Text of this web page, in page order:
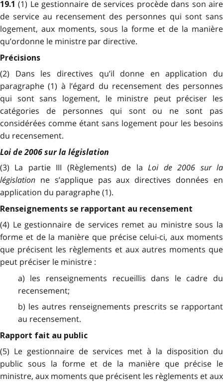
19.1(1) Le gestionnaire de services procède dans son aire
de service au recensement des personnes qui sont sans
logement, aux moments, sous la forme et de la manière
qu’ordonne le ministre par directive.
Précisions
(2) Dans les directives qu’il donne en application du
paragraphe (1) à l’égard du recensement des personnes
qui sont sans logement, le ministre peut préciser les
catégories de personnes qui sont ou ne sont pas
considérées comme étant sans logement pour les besoins
du recensement.
Loi de 2006 sur la législation
(3) La partie III (Règlements) de laLoi de 2006 sur la
législation ne s’applique pas aux directives données en
application du paragraphe (1).
Renseignements se rapportant au recensement
(4) Le gestionnaire de services remet au ministre sous la
forme et de la manière que précise celui-ci, aux moments
que précisent les règlements et aux autres moments que
peut préciser le ministre :
a) les renseignements recueillis dans le cadre du
recensement;
b) les autres renseignements prescrits se rapportant
au recensement.
Rapport fait au public
(5) Le gestionnaire de services met à la disposition du
public sous la forme et de la manière que précise le
ministre, aux moments que précisent les règlements et aux